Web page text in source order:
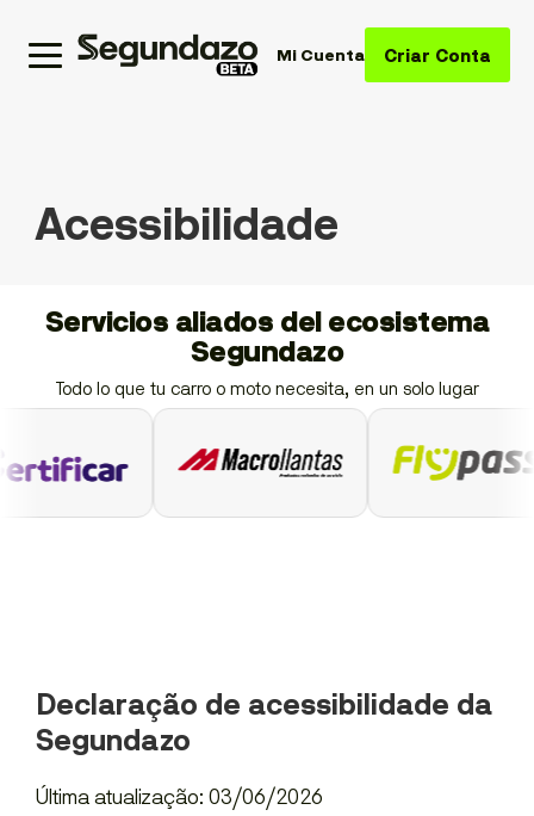
Mi Cuenta Criar Conta
Acessibilidade
Servicios aliados del ecosistema
Segundazo
Todo lo que tu carro o moto necesita, en un solo lugar
Declaração de acessibilidade da
Segundazo
Última atualização: 03/06/2026